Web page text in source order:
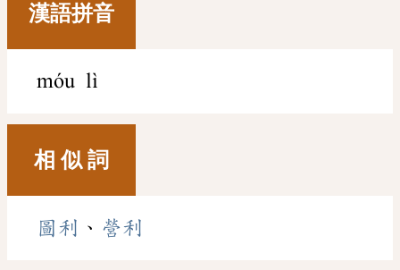
漢語拼音
móu lì
相 似 詞
圖利 、 營利